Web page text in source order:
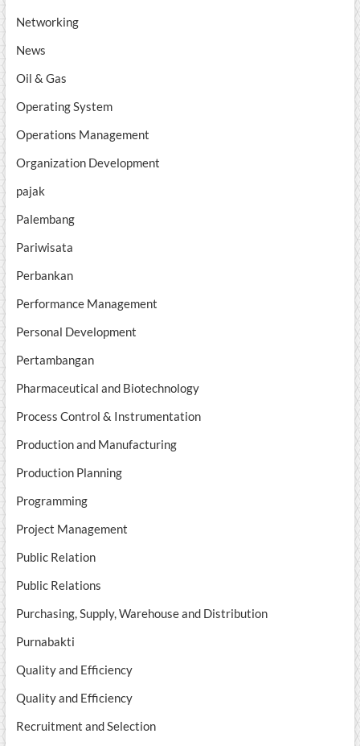
Networking
News
Oil & Gas
Operating System
Operations Management
Organization Development
pajak
Palembang
Pariwisata
Perbankan
Performance Management
Personal Development
Pertambangan
Pharmaceutical and Biotechnology
Process Control & Instrumentation
Production and Manufacturing
Production Planning
Programming
Project Management
Public Relation
Public Relations
Purchasing, Supply, Warehouse and Distribution
Purnabakti
Quality and Efficiency
Quality and Efficiency
Recruitment and Selection